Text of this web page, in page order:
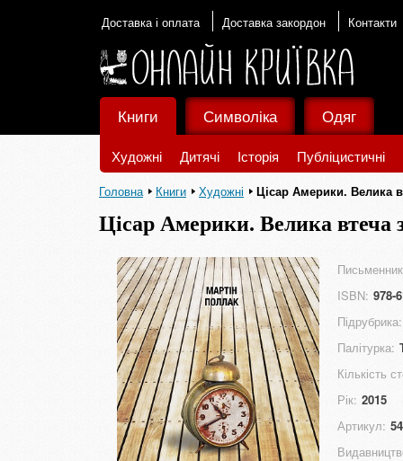
Доставка і оплата Доставка закордон Контакти
Книги
Художні Дитячі Історія Публіцистичні
Символіка Одяг
Головна Книги Художні Цісар Америки. Велика
Цісар Америки. Велика втеча
ISBN: 978-
Підрубрика:
Палітурка:
Кількість
Рік: 2015
Артикул: